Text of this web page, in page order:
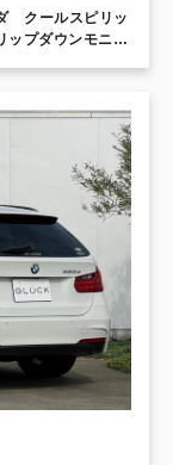
クールスピリッ
プダウンモニタ